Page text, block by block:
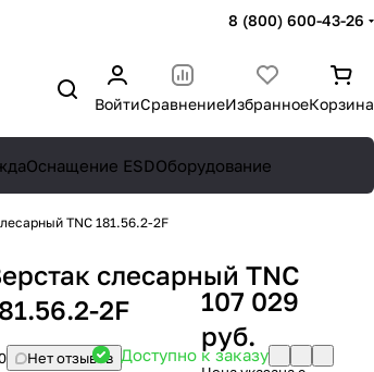
8 (800) 600-43-26
ВойтиСравнениеИзбранноеКорзина
Оснащение ESDОборудование
TNC 181.56.2-2F
слесарный TNC
2F
Нет отзывов Доступно к заказу
107 029
руб.